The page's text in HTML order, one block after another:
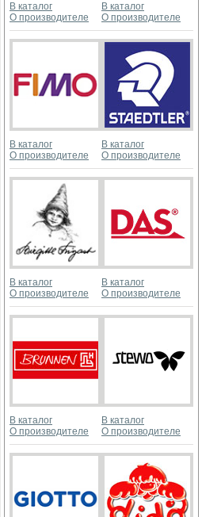
В каталог
О производителе
В каталог
О производителе
В каталог
О производителе
В каталог
О производителе
В каталог
О производителе
В каталог
О производителе
В каталог
О производителе
В каталог
О производителе